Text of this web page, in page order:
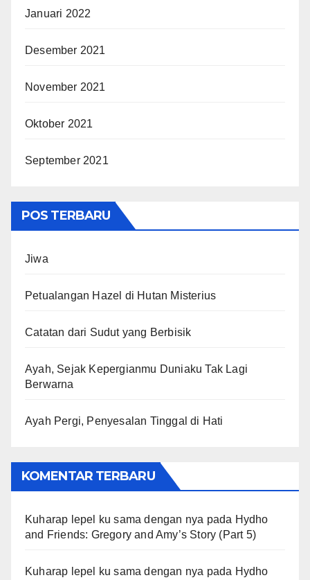
Januari 2022
Desember 2021
November 2021
Oktober 2021
September 2021
POS TERBARU
Jiwa
Petualangan Hazel di Hutan Misterius
Catatan dari Sudut yang Berbisik
Ayah, Sejak Kepergianmu Duniaku Tak Lagi
Berwarna
Ayah Pergi, Penyesalan Tinggal di Hati
KOMENTAR TERBARU
Kuharap lepel ku sama dengan nya pada Hydho
and Friends: Gregory and Amy’s Story (Part 5)
Kuharap lepel ku sama dengan nya pada Hydho